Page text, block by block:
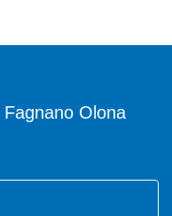
Fagnano Olona